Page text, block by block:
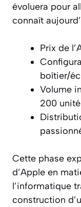
évoluera pour
connaît
Prix de
boîtier/
Volume
200
Cette phase
d’Apple en
l’informatique
construction